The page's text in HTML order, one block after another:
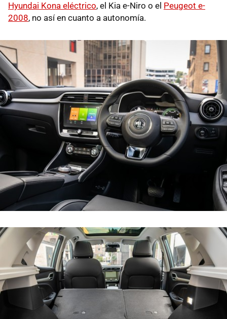
Hyundai Kona eléctrico, el Kia e-Niro o el Peugeot e-
2008, no así en cuanto a autonomía.